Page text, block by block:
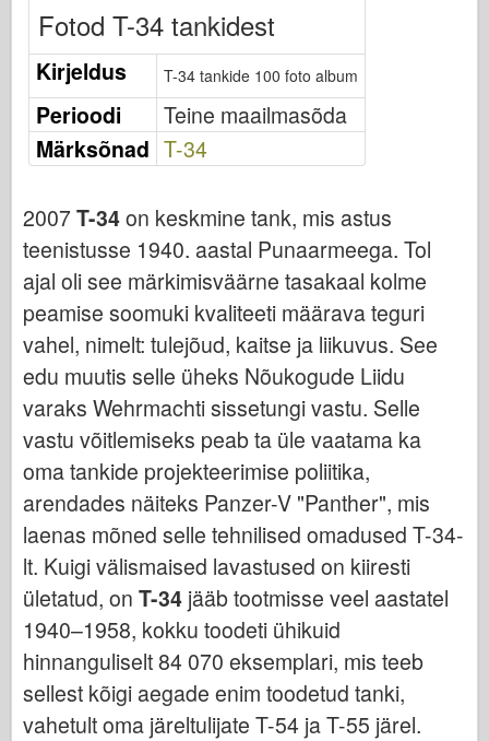
Hasegawa
HobbyBoss
IBG mudelid
Icm
Legend
Meng mudel
Tamiya
Tristar
Trompetist
Zvezda
Albumid-fotod
Jalutage ringi
Raamatud
Dvd
Kontakt
le Päevik
Komplektid
Fotod T-34 tankidest
Kirjeldus T-34 tankide 100 foto album
Perioodi
Teine maailmasõda
Märksõnad T-34
2007T-34on keskmine tank, mis astus
teenistusse 1940. aastal Punaarmeega. Tol
ajal oli see märkimisväärne tasakaal kolme
peamise soomuki kvaliteeti määrava teguri
vahel, nimelt: tulejõud, kaitse ja liikuvus. See
edu muutis selle üheks Nõukogude Liidu
varaks Wehrmachti sissetungi vastu. Selle
vastu võitlemiseks peab ta üle vaatama ka
oma tankide projekteerimise poliitika,
arendades näiteks Panzer-V "Panther", mis
laenas mõned selle tehnilised omadused T-34-
lt. Kuigi välismaised lavastused on kiiresti
ületatud, on T-34 jääb tootmisse veel aastatel
1940–1958, kokku toodeti ühikuid
hinnanguliselt 84 070 eksemplari, mis teeb
sellest kõigi aegade enim toodetud tanki,
vahetult oma järeltulijate T-54 ja T-55 järel.